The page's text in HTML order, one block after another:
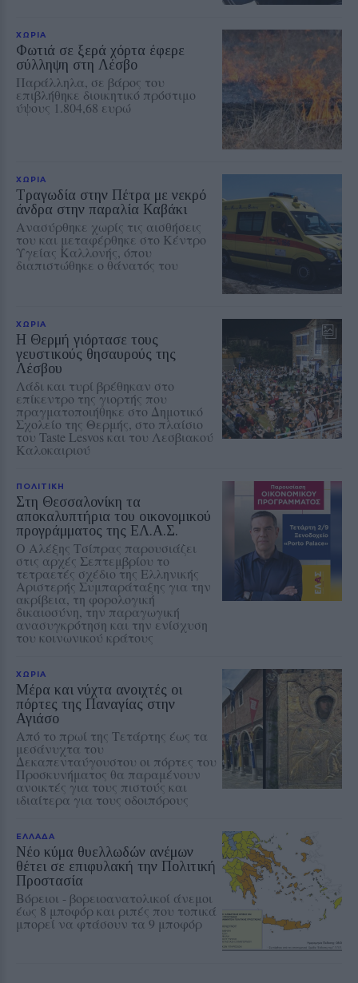
ΧΩΡΙΑ
Φωτιά σε ξερά χόρτα έφερε
σύλληψη στη Λέσβο
Παράλληλα, σε βάρος του
επιβλήθηκε διοικητικό πρόστιμο
ύψους 1.804,68 ευρώ
ΧΩΡΙΑ
Τραγωδία στην Πέτρα με νεκρό
άνδρα στην παραλία Καβάκι
Ανασύρθηκε χωρίς τις αισθήσεις
του και μεταφέρθηκε στο Κέντρο
Υγείας Καλλονής, όπου
διαπιστώθηκε ο θάνατός του
ΧΩΡΙΑ
Η Θερμή γιόρτασε τους
γευστικούς θησαυρούς της
Λέσβου
Λάδι και τυρί βρέθηκαν στο
επίκεντρο της γιορτής που
πραγματοποιήθηκε στο Δημοτικό
Σχολείο της Θερμής, στο πλαίσιο
του Taste Lesvos και του Λεσβιακού
Καλοκαιριού
ΠΟΛΙΤΙΚΗ
Στη Θεσσαλονίκη τα
αποκαλυπτήρια του οικονομικού
προγράμματος της ΕΛ.Α.Σ.
Ο Αλέξης Τσίπρας παρουσιάζει
στις αρχές Σεπτεμβρίου το
τετραετές σχέδιο της Ελληνικής
Αριστερής Συμπαράταξης για την
ακρίβεια, τη φορολογική
δικαιοσύνη, την παραγωγική
ανασυγκρότηση και την ενίσχυση
του κοινωνικού κράτους
ΧΩΡΙΑ
Μέρα και νύχτα ανοιχτές οι
πόρτες της Παναγίας στην
Αγιάσο
Από το πρωί της Τετάρτης έως τα
μεσάνυχτα του
Δεκαπενταύγουστου οι πόρτες του
Προσκυνήματος θα παραμένουν
ανοικτές για τους πιστούς και
ιδιαίτερα για τους οδοιπόρους
ΕΛΛΑΔΑ
Νέο κύμα θυελλωδών ανέμων
θέτει σε επιφυλακή την Πολιτική
Προστασία
Βόρειοι - βορειοανατολικοί άνεμοι
έως 8 μποφόρ και ριπές που τοπικά
μπορεί να φτάσουν τα 9 μποφόρ